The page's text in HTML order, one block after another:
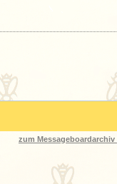
zum Messageboardarchiv